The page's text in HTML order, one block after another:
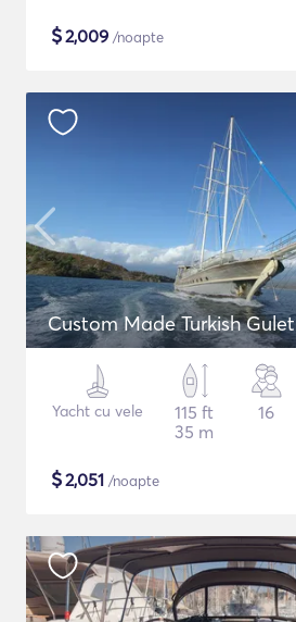
$2,009 /noapte
Custom Made Turkish Gulet
Yacht cu vele
115 ft
35 m
16
$2,051 /noapte